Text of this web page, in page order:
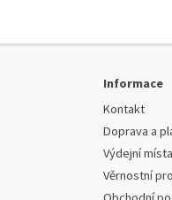
Informace
Kontakt
Doprava a
Výdejní místa
Věrnostní